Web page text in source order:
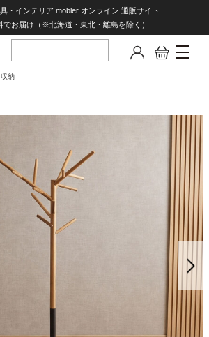
・インテリア mobler オンライン 通販サイト
でお届け（※北海道・東北・離島を除く）
納